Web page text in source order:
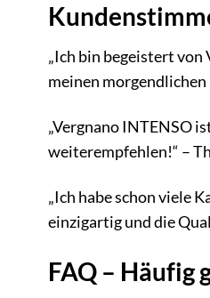
„Ich bin begeistert
meinen morgendlichen
„Vergnano INTENSO
weiterempfehlen!“ –
„Ich habe schon viele
einzigartig und die
FAQ – Häufig